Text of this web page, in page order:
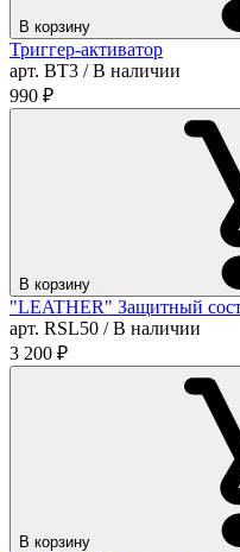
В корзину
Триггер-активатор
арт. ВТ3 / В наличии
990 ₽
В корзину
"LEATHER" Защитный
арт. RSL50 / В наличии
3 200 ₽
В корзину